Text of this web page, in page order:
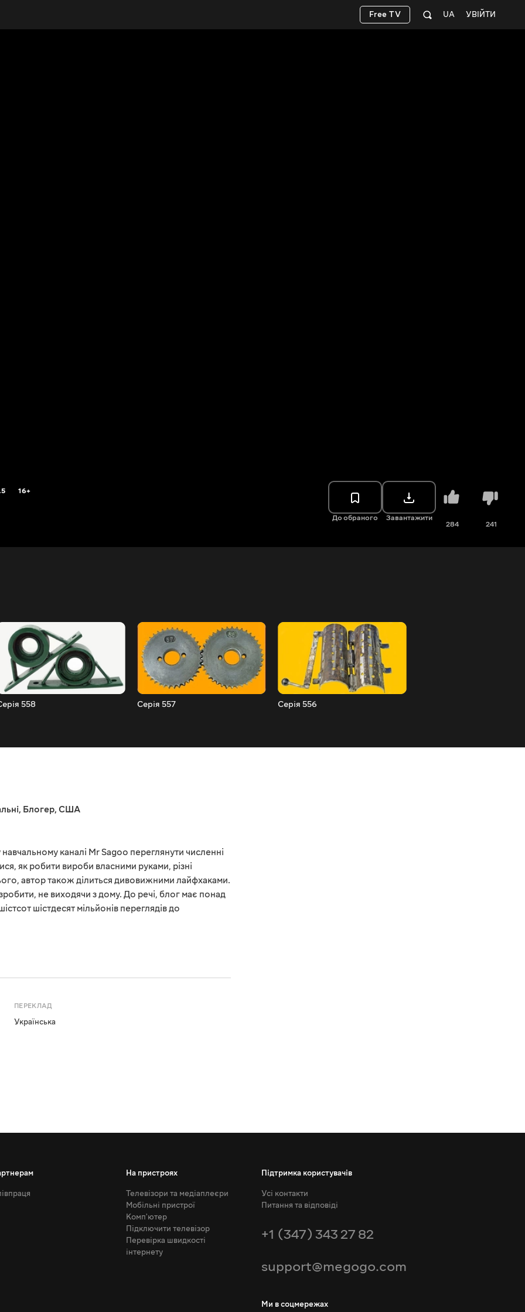
УВІЙТИ
UA
Free TV
16+
До обраного Завантажити
284 241
558 Серія 557 Серія 556
, Блогер, США
каналі Mr Sagoo переглянути численні
як робити вироби власними руками, різні
автор також ділиться дивовижними лайфхаками.
не виходячи з дому. До речі, блог має понад
шістдесят мільйонів переглядів до
ПЕРЕКЛАД
Українська
На пристроях
Телевізори та медіаплеєри
Мобільні пристрої
Комп'ютер
Підключити телевізор
Перевірка швидкості
інтернету
Підтримка користувачів
Усі контакти
Питання та відповіді
+1 (347) 343 27 82
support@megogo.com
Ми в соцмережах